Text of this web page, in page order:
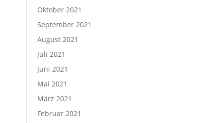
Oktober 2021
September 2021
August 2021
Juli 2021
Juni 2021
Mai 2021
März 2021
Februar 2021